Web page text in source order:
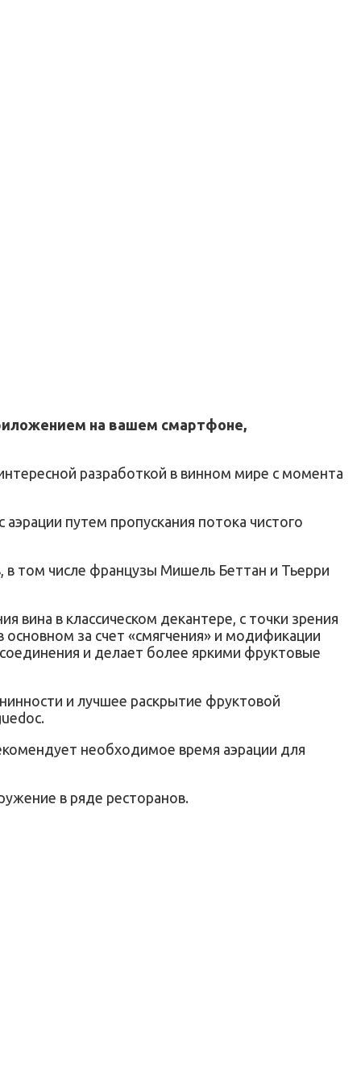
на вашем смартфоне,
разработкой в винном мире с момента
путем пропускания потока чистого
в том числе французы Мишель Беттан и Тьерри
вина в классическом декантере, с точки зрения
за счет «смягчения» и модификации
и делает более яркими фруктовые
и лучшее раскрытие фруктовой
необходимое время аэрации для
в ряде ресторанов.